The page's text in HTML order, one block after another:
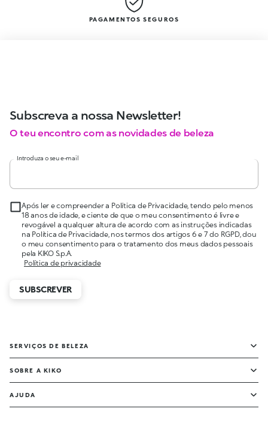
PAGAMENTOS SEGUROS
Subscreva a nossa Newsletter!
O teu encontro com as novidades de beleza
Introduza o seu e-mail
Após ler e compreender a Política de Privacidade, tendo pelo menos
18 anos de idade, e ciente de que o meu consentimento é livre e
revogável a qualquer altura de acordo com as instruções indicadas
na Política de Privacidade, nos termos dos artigos 6 e 7 do RGPD, dou
o meu consentimento para o tratamento dos meus dados pessoais
pela KIKO S.p.A.
Política de privacidade
SUBSCREVER
SERVIÇOS DE BELEZA
SOBRE A KIKO
AJUDA